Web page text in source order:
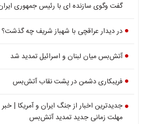
گفت وگوی سازنده ای با رئیس جمهوری
در دیدار عراقچی با شهباز شریف چه گذشت؟
آتش‌بس میان لبنان و اسرائیل تمدید شد
فریبکاری دشمن در پشت نقاب آتش‌بس
جدیدترین اخبار از جنگ ایران و آمریکا |
مهلت زمانی جدید تمدید آتش‌بس